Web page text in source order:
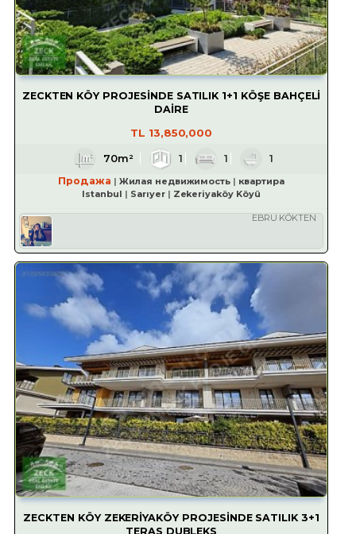
ZECKTEN KÖY PROJESİNDE SATILIK 1+1 KÖŞE BAHÇELİ
DAİRE
TL 13,850,000
70m² 1 1
1
Продажа
Жилая недвижимость
квартира
Istanbul
Sarıyer Zekeriyaköy Köyü
EBRU KÖKTEN
ZECKTEN KÖY ZEKERİYAKÖY PROJESİNDE SATILIK 3+1
TERAS DUBLEKS